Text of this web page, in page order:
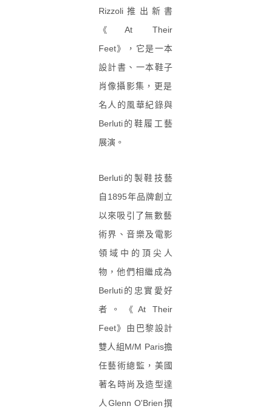
Rizzoli推出新書
《At Their
Feet》，它是一本
設計書、一本鞋子
肖像攝影集， 更是
名人的風華紀錄與
Berluti的鞋履工藝
展演。
Berluti的製鞋技藝
自1895年品牌創立
以來吸引了無數藝
術界、音樂及電影
領域中的頂尖人
物，他們相繼成為
Berluti的忠實愛好
者。《At Their
Feet》由巴黎設計
雙人組M/M Paris擔
任藝術總監，美國
著名時尚及造型達
人Glenn O'Brien撰